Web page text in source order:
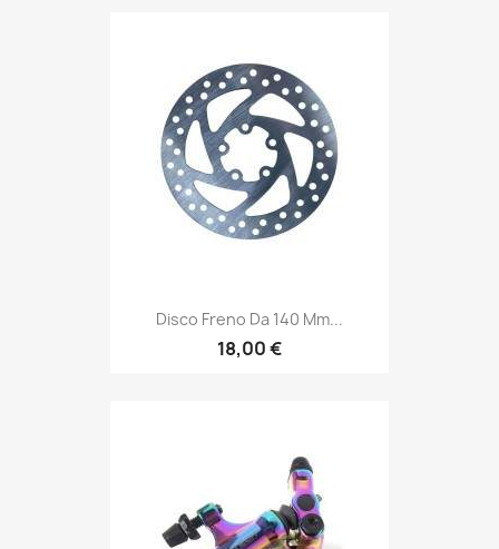
Disco Freno Da 140 Mm...
18,00 €